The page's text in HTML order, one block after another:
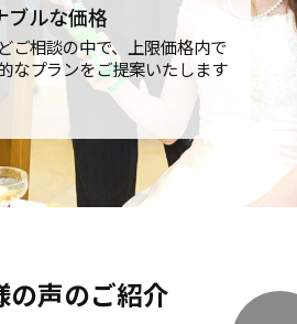
ブルな価格
ご相談の中で、上限価格内で
なプランをご提案いたします
の声のご紹介